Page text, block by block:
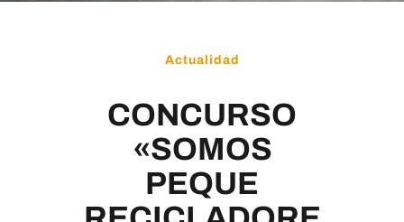
Actualidad
CONCURSO
«SOMOS
PEQUE